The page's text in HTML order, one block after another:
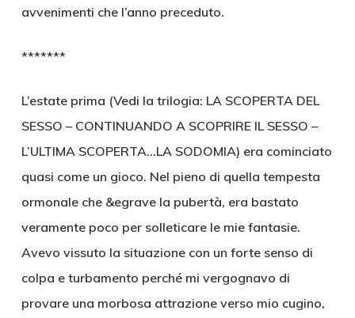
avvenimenti che l’anno preceduto.
*******
L’estate prima (Vedi la trilogia: LA SCOPERTA DEL
SESSO – CONTINUANDO A SCOPRIRE IL SESSO –
L’ULTIMA SCOPERTA…LA SODOMIA) era cominciato
quasi come un gioco. Nel pieno di quella tempesta
ormonale che &egrave la pubertà, era bastato
veramente poco per solleticare le mie fantasie.
Avevo vissuto la situazione con un forte senso di
colpa e turbamento perché mi vergognavo di
provare una morbosa attrazione verso mio cugino,